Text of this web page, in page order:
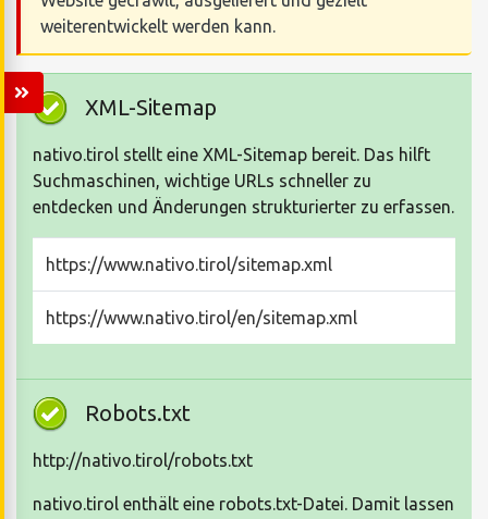
weiterentwickelt werden kann.
XML-Sitemap
nativo.tirol stellt eine XML-Sitemap bereit. Das hilft
Suchmaschinen, wichtige URLs schneller zu
entdecken und Änderungen strukturierter zu erfassen.
https://www.nativo.tirol/sitemap.xml
https://www.nativo.tirol/en/sitemap.xml
Robots.txt
http://nativo.tirol/robots.txt
nativo.tirol enthält eine robots.txt-Datei. Damit lassen